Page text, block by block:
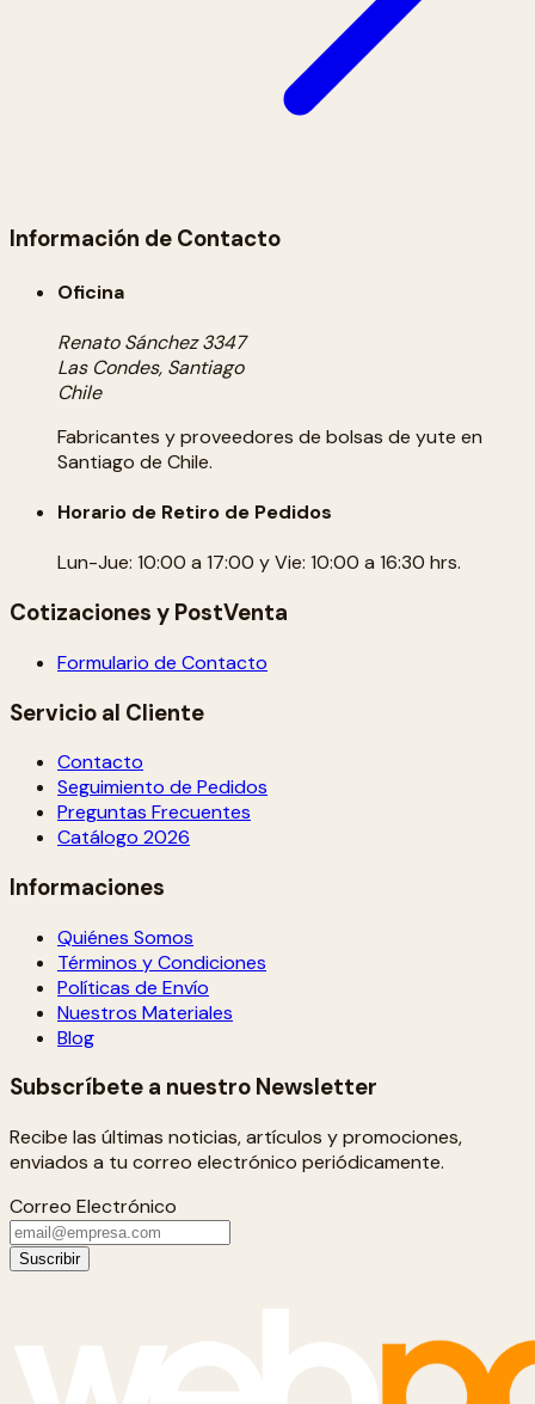
Información de Contacto
Oficina
Renato Sánchez 3347
Las Condes, Santiago
Chile
Fabricantes y proveedores de bolsas de yute en
Santiago de Chile.
Horario de Retiro de Pedidos
Lun-Jue: 10:00 a 17:00 y Vie: 10:00 a 16:30 hrs.
Cotizaciones y PostVenta
Formulario de Contacto
Servicio al Cliente
Contacto
Seguimiento de Pedidos
Preguntas Frecuentes
Catálogo 2026
Informaciones
Quiénes Somos
Términos y Condiciones
Políticas de Envío
Nuestros Materiales
Blog
Subscríbete a nuestro Newsletter
Recibe las últimas noticias, artículos y promociones,
enviados a tu correo electrónico periódicamente.
Correo Electrónico
Suscribir